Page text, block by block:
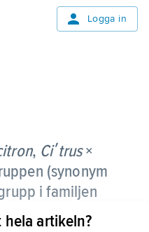
Logga in
, Ciʹtrus×
(synonym
i familjen
artikeln?